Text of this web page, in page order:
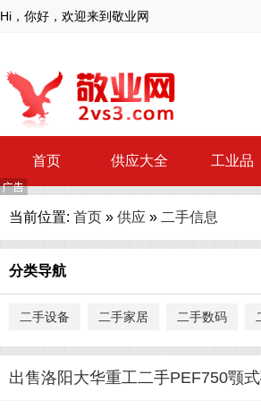
Hi，你好，欢迎来到敬业网
首页 供应大全 工业品
当前位置: 首页 » 供应 » 二手信息
分类导航
二手设备 二手家居 二手数码
出售洛阳大华重工二手PEF750颚